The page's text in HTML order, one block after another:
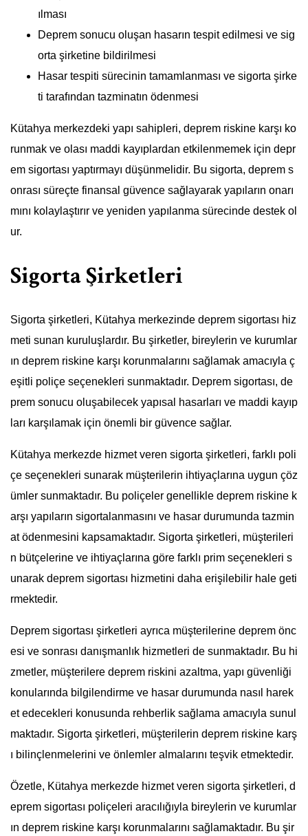
ılması
Deprem sonucu oluşan hasarın tespit edilmesi ve sig
orta şirketine bildirilmesi
Hasar tespiti sürecinin tamamlanması ve sigorta şirke
ti tarafından tazminatın ödenmesi
Kütahya merkezdeki yapı sahipleri, deprem riskine karşı ko
runmak ve olası maddi kayıplardan etkilenmemek için depr
em sigortası yaptırmayı düşünmelidir. Bu sigorta, deprem s
onrası süreçte finansal güvence sağlayarak yapıların onarı
mını kolaylaştırır ve yeniden yapılanma sürecinde destek ol
ur.
Sigorta Şirketleri
Sigorta şirketleri, Kütahya merkezinde deprem sigortası hiz
meti sunan kuruluşlardır. Bu şirketler, bireylerin ve kurumlar
ın deprem riskine karşı korunmalarını sağlamak amacıyla ç
eşitli poliçe seçenekleri sunmaktadır. Deprem sigortası, de
prem sonucu oluşabilecek yapısal hasarları ve maddi kayıp
ları karşılamak için önemli bir güvence sağlar.
Kütahya merkezde hizmet veren sigorta şirketleri, farklı poli
çe seçenekleri sunarak müşterilerin ihtiyaçlarına uygun çöz
ümler sunmaktadır. Bu poliçeler genellikle deprem riskine k
arşı yapıların sigortalanmasını ve hasar durumunda tazmin
at ödenmesini kapsamaktadır. Sigorta şirketleri, müşterileri
n bütçelerine ve ihtiyaçlarına göre farklı prim seçenekleri s
unarak deprem sigortası hizmetini daha erişilebilir hale geti
rmektedir.
Deprem sigortası şirketleri ayrıca müşterilerine deprem önc
esi ve sonrası danışmanlık hizmetleri de sunmaktadır. Bu hi
zmetler, müşterilere deprem riskini azaltma, yapı güvenliği
konularında bilgilendirme ve hasar durumunda nasıl harek
et edecekleri konusunda rehberlik sağlama amacıyla sunul
maktadır. Sigorta şirketleri, müşterilerin deprem riskine karş
ı bilinçlenmelerini ve önlemler almalarını teşvik etmektedir.
Özetle, Kütahya merkezde hizmet veren sigorta şirketleri, d
eprem sigortası poliçeleri aracılığıyla bireylerin ve kurumlar
ın deprem riskine karşı korunmalarını sağlamaktadır. Bu şir